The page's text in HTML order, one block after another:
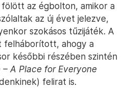
az égbolton, amikor a
az új évet jelezve,
szokásos tűzijáték. A
felháborított, ahogy a
későbbi részében szintén
– A Place for Everyone
felirat is.